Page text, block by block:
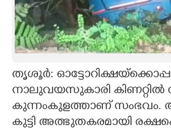
ASTRO
തൃശൂർ:
നാലുവയസുകാരി
കുന്നംകുളത്താണ് സംഭവം.
കുട്ടി അത്ഭുതകരമായി